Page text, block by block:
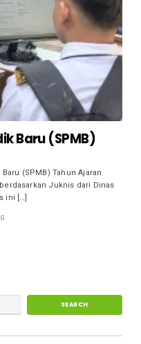
Baru (SPMB)
(SPMB) Tahun Ajaran
Juknis dari Dinas
ini […]